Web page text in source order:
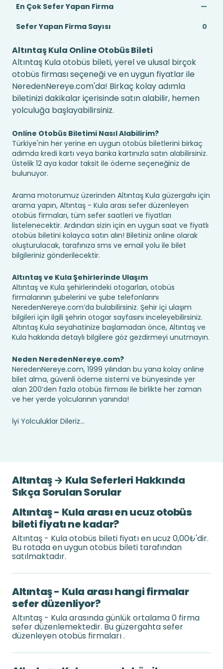
En Çok Sefer Yapan Firma
—
Sefer Yapan Firma Sayısı
0
Altıntaş Kula Online Otobüs Bileti
Altıntaş Kula otobüs bileti, yerel ve ulusal birçok
otobüs firması seçeneği ve en uygun fiyatlar ile
NeredenNereye.com'da! Birkaç kolay adımla
biletinizi dakikalar içerisinde satın alabilir, hemen
yolculuğa başlayabilirsiniz.
Online Otobüs Biletimi Nasıl Alabilirim?
Türkiye'nin her yerine en uygun otobüs biletlerini birkaç
adımda kredi kartı veya banka kartınızla satın alabilirsiniz.
Üstelik 12 aya kadar taksit ile ödeme seçeneğiniz de
bulunuyor.
Arama motorumuz üzerinden Altıntaş Kula güzergahı için
arama yapın, Altıntaş - Kula arası sefer düzenleyen
otobüs firmaları, tüm sefer saatleri ve fiyatları
listelenecektir. Ardından sizin için en uygun saat ve fiyatlı
otobüs biletini kolayca satın alın! Biletiniz online olarak
oluşturulacak, tarafınıza sms ve email yolu ile bilet
bilgileriniz gönderilecektir.
Altıntaş ve Kula Şehirlerinde Ulaşım
Altıntaş ve Kula şehirlerindeki otogarları, otobüs
firmalarının şubelerini ve şube telefonlarını
NeredenNereye.com’da bulabilirsiniz. Şehir içi ulaşım
bilgileri için ilgili şehrin otogar sayfasını inceleyebilirsiniz.
Altıntaş Kula seyahatinize başlamadan önce, Altıntaş ve
Kula hakkında detaylı bilgilere göz gezdirmeyi unutmayın.
Neden NeredenNereye.com?
NeredenNereye.com, 1999 yılından bu yana kolay online
bilet alma, güvenli ödeme sistemi ve bünyesinde yer
alan 200’den fazla otobüs firması ile birlikte her zaman
ve her yerde yolcularının yanında!
İyi Yolculuklar Dileriz...
Altıntaş → Kula Seferleri Hakkında
Sıkça Sorulan Sorular
Altıntaş - Kula arası en ucuz otobüs
bileti fiyatı ne kadar?
Altıntaş - Kula otobüs bileti fiyatı en ucuz 0,00₺'dir.
Bu rotada en uygun otobüs bileti tarafından
satılmaktadır.
Altıntaş - Kula arası hangi firmalar
sefer düzenliyor?
Altıntaş - Kula arasında günlük ortalama 0 firma
sefer düzenlemektedir. Bu güzergahta sefer
düzenleyen otobüs firmaları .